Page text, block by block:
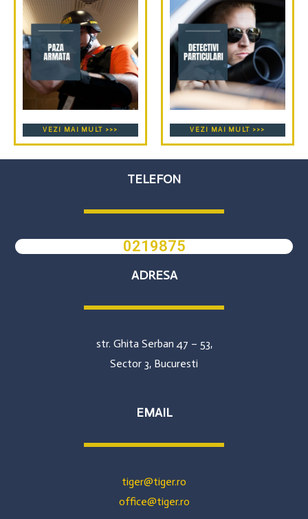
VEZI MAI MULT >>>
VEZI MAI MULT >>>
TELEFON
0219875
ADRESA
str. Ghita Serban 47 – 53,
Sector 3, Bucuresti
EMAIL
tiger@tiger.ro
office@tiger.ro